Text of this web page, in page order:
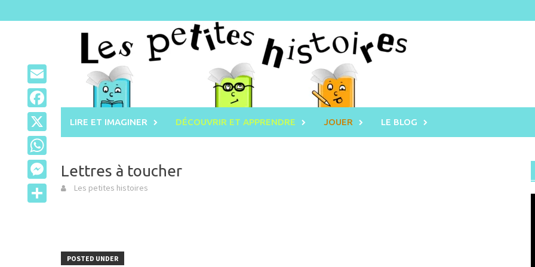
to
LIRE ET IMAGINER DÉCOUVRIR ET APPRENDRE JOUER LE BLOG
Lettres à toucher
Les petites histoires
POSTED UNDER
Email
Facebook
X
WhatsApp
Messenger